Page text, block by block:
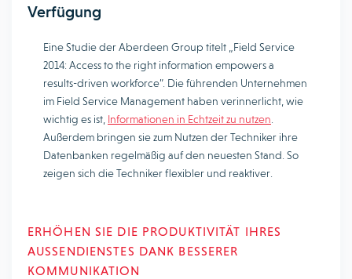
Verfügung
Eine Studie der Aberdeen Group titelt „Field Service
2014: Access to the right information empowers a
results-driven workforce”. Die führenden Unternehmen
im Field Service Management haben verinnerlicht, wie
wichtig es ist, Informationen in Echtzeit zu nutzen
Außerdem bringen sie zum Nutzen der Techniker ihre
Datenbanken regelmäßig auf den neuesten Stand. So
zeigen sich die Techniker flexibler und reaktiver.
ERHÖHEN SIE DIE PRODUKTIVITÄT IHRES
AUSSENDIENSTES DANK BESSERER K
OMMUNIKATION